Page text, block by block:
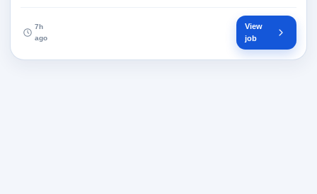
7h
ago
View
job